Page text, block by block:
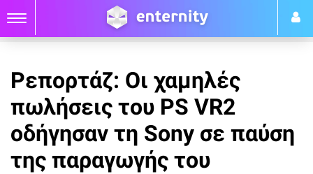
Ρεπορτάζ: Οι χαμηλές
πωλήσεις του PS VR2
οδήγησαν τη Sony σε παύση
της παραγωγής του